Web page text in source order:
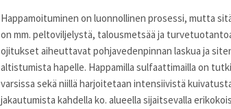
Happamoituminen on luonnollinen prosessi, mutta
on mm. peltoviljelystä, talousmetsää ja
ojitukset aiheuttavat pohjavedenpinnan laskua ja
altistumista hapelle. Happamilla sulfaattimailla on
varsissa sekä niillä harjoitetaan intensiivistä
jakautumista kahdella ko. alueella sijaitsevalla